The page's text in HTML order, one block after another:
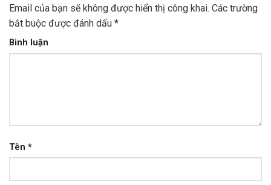
Email của bạn sẽ không được hiển thị công khai. Các trường
bắt buộc được đánh dấu *
Bình luận
Tên *